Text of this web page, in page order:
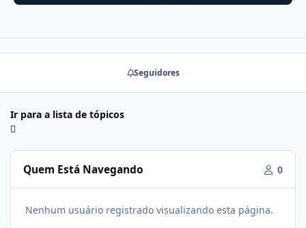
Seguidores
Ir para a lista de tópicos
Quem Está Navegando 0
Nenhum usuário registrado visualizando esta página.